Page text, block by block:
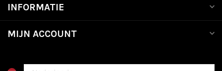
INFORMATIE
MIJN ACCOUNT